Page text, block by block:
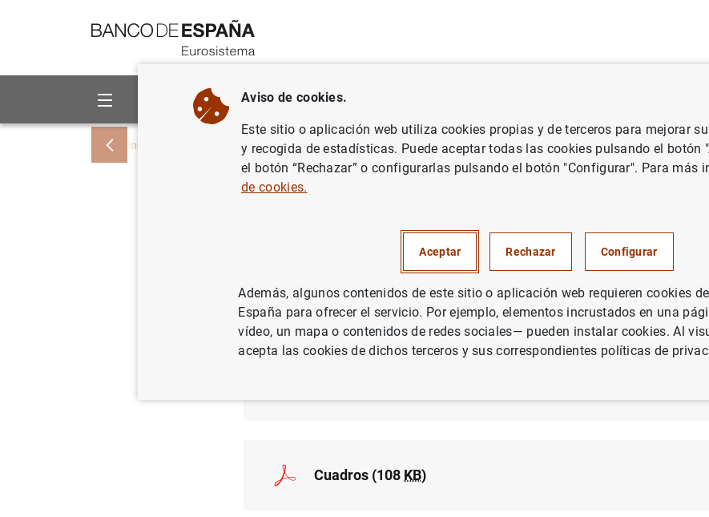
Sobre el Banco Áreas de actuación
Inicio Noticias y eventos Noticias del Banco Central Europeo Notas de prensa del Banco Central
las IFM de la zona del euro: abril 2009
10/06/2009
Cuadros (108 KB)
Aviso de cookies.
Este sitio o aplicación web utiliza cookies propias y de terceros para mejorar
y recogida de estadísticas. Puede aceptar todas las cookies pulsando el botón
el botón “Rechazar” o configurarlas pulsando el botón "Configurar". Para más
de cookies.
Aceptar Rechazar Configurar
Además, algunos contenidos de este sitio o aplicación web requieren cookies
España para ofrecer el servicio. Por ejemplo, elementos incrustados en una
vídeo, un mapa o contenidos de redes sociales— pueden instalar cookies. Al
acepta las cookies de dichos terceros y sus correspondientes políticas de